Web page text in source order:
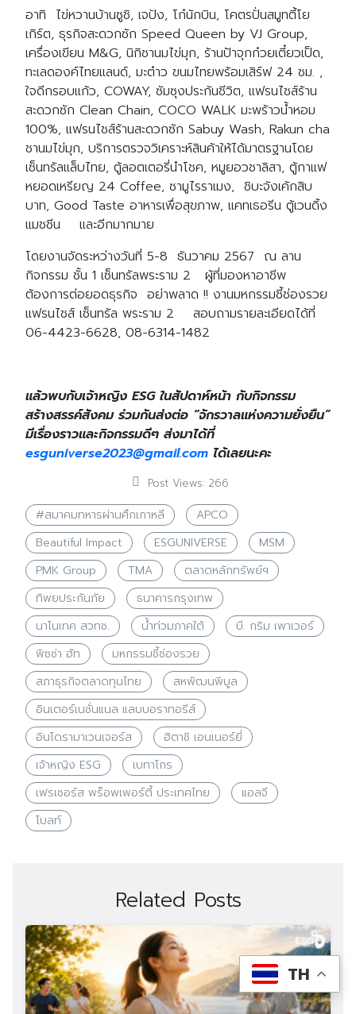
อาทิ ไข่หวานบ้านซูชิ, เจปัง, โก๋นักบิน, โคตรปั่นสมูทตี้โย
เกิร์ต, ธุรกิจสะดวกซัก Speed Queen by VJ Group,
เครื่องเขียน M&G, นิกิชานมไข่มุก, ร้านป้าจุกก๋วยเตี๋ยวเป็ด,
ทะเลดองค์ไทยแลนด์, มะต๋าว ขนมไทยพร้อมเสิร์ฟ 24 ชม. ,
ใจดีกรอบแก้ว, COWAY, ซัมซุงประกันชีวิต, แฟรนไชส์ร้าน
สะดวกซัก Clean Chain, COCO WALK มะพร้าวน้ำหอม
100%, แฟรนไชส์ร้านสะดวกซัก Sabuy Wash, Rakun cha
ชานมไข่มุก, บริการตรวจวิเคราะห์สินค้าให้ได้มาตรฐานโดย
เซ็นทรัลแล็บไทย, ตู้ลอตเตอรี่นำโชค, หมูยอวชาลิสา, ตู้กาแฟ
หยอดเหรียญ 24 Coffee, ซามูไรราเมง, ชิบะจังเค้กสิบ
บาท, Good Taste อาหารเพื่อสุขภาพ, แคทเธอรีน ตู้เวนดิ้ง
แมชชีน และอีกมากมาย
โดยงานจัดระหว่างวันที่ 5-8 ธันวาคม 2567 ณ ลาน
กิจกรรม ชั้น 1 เซ็นทรัลพระราม 2 ผู้ที่มองหาอาชีพ
ต้องการต่อยอดธุรกิจ อย่าพลาด !! งานมหกรรมชี้ช่องรวย
แฟรนไชส์ เซ็นทรัล พระราม 2 สอบถามรายละเอียดได้ที่
06-4423-6628, 08-6314-1482
แล้วพบกับเจ้าหญิง ESG ในสัปดาห์หน้า กับกิจกรรม
สร้างสรรค์สังคม ร่วมกันส่งต่อ “จักรวาลแห่งความยั่งยืน”
มีเรื่องราวและกิจกรรมดีๆ ส่งมาได้ที่
esguniverse2023@gmail.com ได้เลยนะคะ
Post Views: 266
#สมาคมทหารผ่านศึกเกาหลี
APCO
Beautiful Impact
ESGUNIVERSE
MSM
PMK Group
TMA
ตลาดหลักทรัพย์ฯ
ทิพยประกันภัย
ธนาคารกรุงเทพ
นาโนเทค สวทช.
น้ำท่วมภาคใต้
บี. กริม เพาเวอร์
พิซซ่า ฮัท
มหกรรมชี้ช่องรวย
สภาธุรกิจตลาดทุนไทย
สหพัฒนพิบูล
อินเตอร์เนชั่นแนล แลบบอราทอรีส์
อินโดรามาเวนเจอร์ส
ฮิตาชิ เอนเนอร์ยี่
เจ้าหญิง ESG
เบทาโกร
เฟรเซอร์ส พร็อพเพอร์ตี้ ประเทศไทย
แอลจี
โบลท์
Related Posts
TH